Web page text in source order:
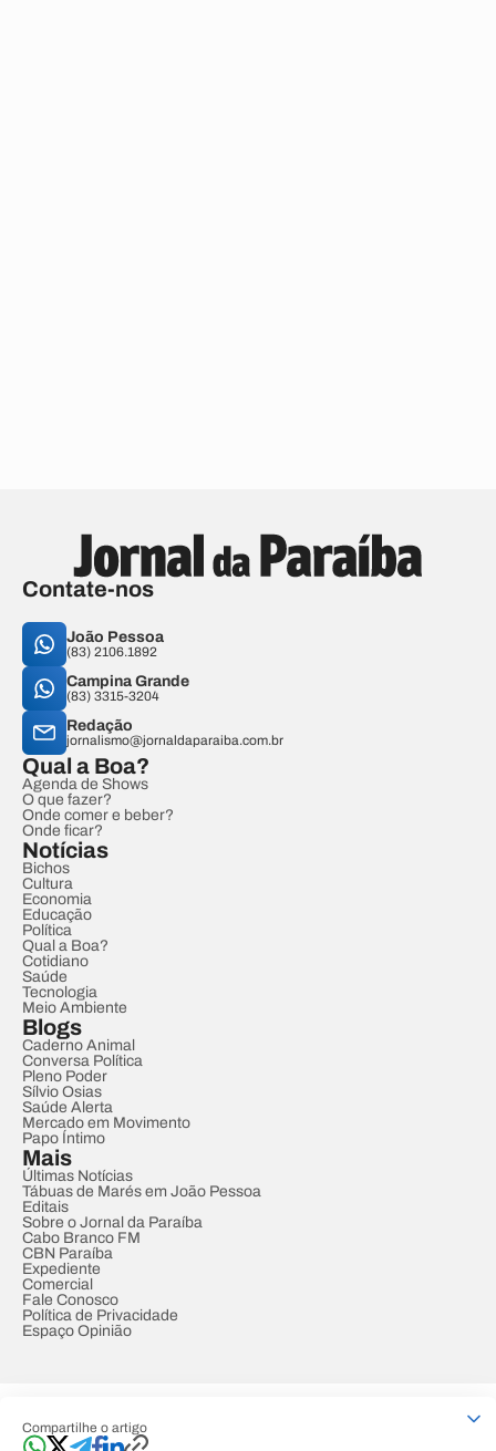
Compartilhe o artigo
Contate-nos
João Pessoa
(83) 2106.1892
Campina Grande
(83) 3315-3204
Redação
jornalismo@jornaldaparaiba.com.br
Qual a Boa?
Agenda de Shows
O que fazer?
Onde comer e beber?
Onde ficar?
Notícias
Bichos
Cultura
Economia
Educação
Política
Qual a Boa?
Cotidiano
Saúde
Tecnologia
Meio Ambiente
Blogs
Caderno Animal
Conversa Política
Pleno Poder
Sílvio Osias
Saúde Alerta
Mercado em Movimento
Papo Íntimo
Mais
Últimas Notícias
Tábuas de Marés em João Pessoa
Editais
Sobre o Jornal da Paraíba
Cabo Branco FM
CBN Paraíba
Expediente
Comercial
Fale Conosco
Política de Privacidade
Espaço Opinião